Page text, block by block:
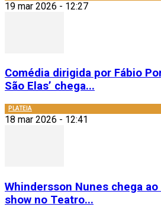
19 mar 2026 - 12:27
Comédia dirigida por Fábio
São Elas’ chega...
PLATEIA
18 mar 2026 - 12:41
Whindersson Nunes chega
show no Teatro...